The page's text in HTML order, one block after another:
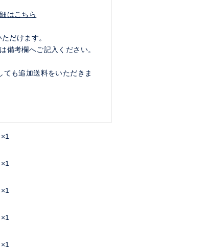
はこちら
だけます。
備考欄へご記入ください。
も追加送料をいただきま
×1
×1
×1
×1
×1